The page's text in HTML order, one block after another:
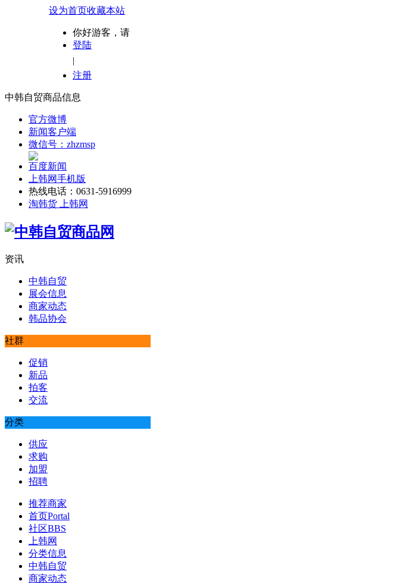
设为首页收藏本站
你好游客，请
登陆
|
注册
中韩自贸商品信息
官方微博
新闻客户端
微信号：zhzmsp
百度新闻
上韩网手机版
热线电话：0631-5916999
淘韩货 上韩网
资讯
中韩自贸
展会信息
商家动态
韩品协会
社群
促销
新品
拍客
交流
分类
供应
求购
加盟
招聘
推荐商家
首页Portal
社区BBS
上韩网
分类信息
中韩自贸
商家动态